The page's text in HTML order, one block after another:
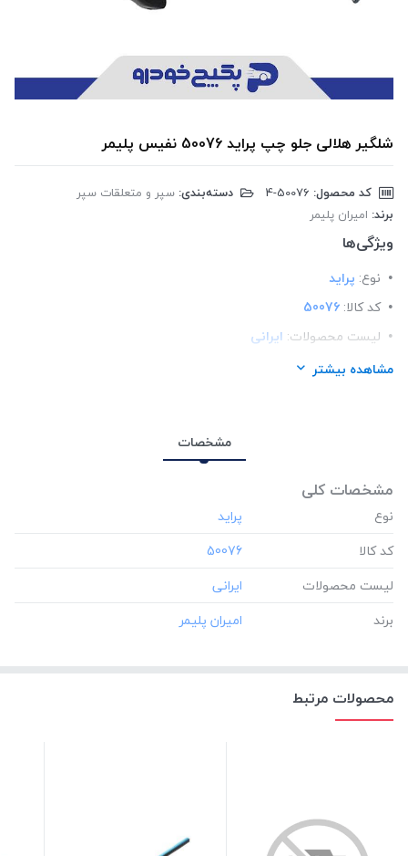
شلگیر هلالی جلو چپ پراید 50076 نفیس پلیمر
کد محصول: دسته‌بندی: سپر و متعلقات سپر
برند: امیران پلیمر
ویژگی‌ها
نوع: پراید
کد کالا: 50076
لیست محصولات: ایرانی
برند:امیران پلیمر
مشاهده بیشتر
مشخصات
مشخصات کلی
نوع
کد کالا
‎50076
لیست محصولات
برند
محصولات مرتبط